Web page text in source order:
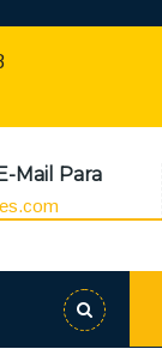
Mail Para